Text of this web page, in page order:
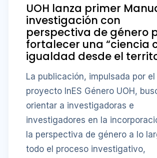
UOH lanza primer
investigación con
perspectiva de género
fortalecer una “ciencia
igualdad desde el
La publicación, impulsada por el
proyecto InES Género UOH,
orientar a investigadoras e
investigadores en la
la perspectiva de género a lo
todo el proceso investigativo,